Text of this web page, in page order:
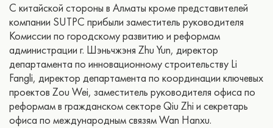
С китайской стороны в Алматы кроме представителей
компании SUTPC прибыли заместитель руководителя
Комиссии по городскому развитию и реформам
администрации г. Шэньчжэня Zhu Yun, директор
департамента по инновационному строительству Li
Fangli, директор департамента по координации ключевых
проектов Zou Wei, заместитель руководителя офиса по
реформам в гражданском секторе Qiu Zhi и секретарь
офиса по международным связям Wan Hanxu.